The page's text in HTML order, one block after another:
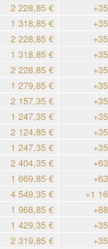
2 228,85 €
1 318,85 €
2 228,85 €
1 318,85 €
2 228,85 €
1 279,85 €
2 157,35 €
1 247,35 €
2 124,85 €
1 247,35 €
2 404,35 €
1 669,85 €
4 549,35 €
+1
1 968,85 €
1 429,35 €
2 319,85 €